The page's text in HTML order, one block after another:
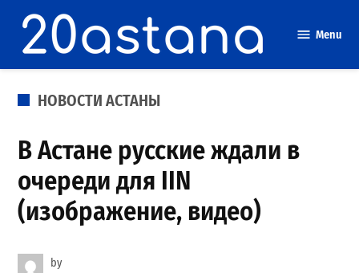
content
Menu
POSTED
НОВОСТИ АСТАНЫ
В Астане русские ждали в
очереди для IIN
(изображение, видео)
by